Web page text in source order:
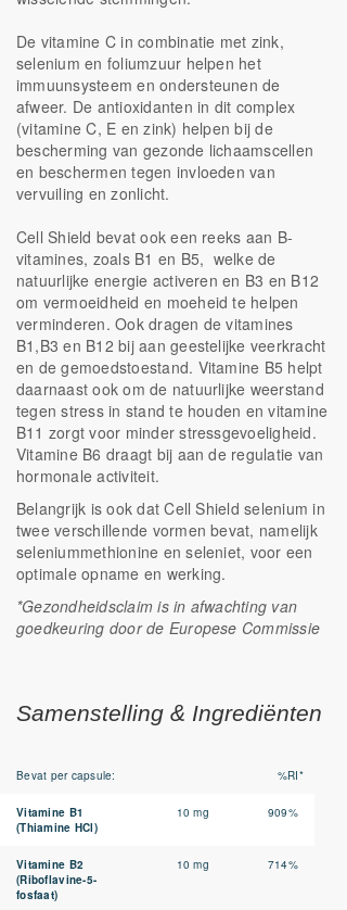
De vitamine C in combinatie met zink,
selenium en foliumzuur helpen het
immuunsysteem en ondersteunen de
afweer. De antioxidanten in dit complex
(vitamine C, E en zink) helpen bij de
bescherming van gezonde lichaamscellen
en beschermen tegen invloeden van
vervuiling en zonlicht.
Cell Shield bevat ook een reeks aan B-
vitamines, zoals B1 en B5, welke de
natuurlijke energie activeren en B3 en B12
om vermoeidheid en moeheid te helpen
verminderen. Ook dragen de vitamines
B1,B3 en B12 bij aan geestelijke veerkracht
en de gemoedstoestand. Vitamine B5 helpt
daarnaast ook om de natuurlijke weerstand
tegen stress in stand te houden en vitamine
B11 zorgt voor minder stressgevoeligheid.
Vitamine B6 draagt bij aan de regulatie van
hormonale activiteit.
Belangrijk is ook dat Cell Shield selenium in
twee verschillende vormen bevat, namelijk
seleniummethionine en seleniet, voor een
optimale opname en werking.
*Gezondheidsclaim is in afwachting van
goedkeuring door de Europese Commissie
Samenstelling & Ingrediënten
Bevat per capsule: %RI*
Vitamine B1
(Thiamine HCl)
10 mg 909%
Vitamine B2
(Riboflavine-5-
fosfaat)
10 mg 714%